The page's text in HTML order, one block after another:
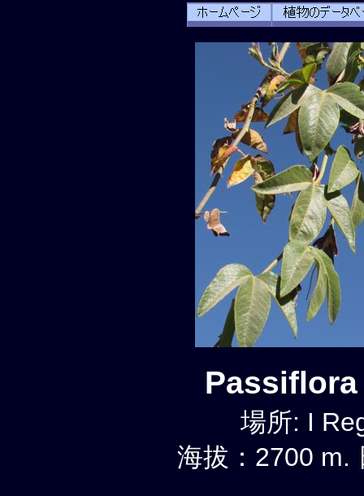
場所: I
海拔：2700 m.